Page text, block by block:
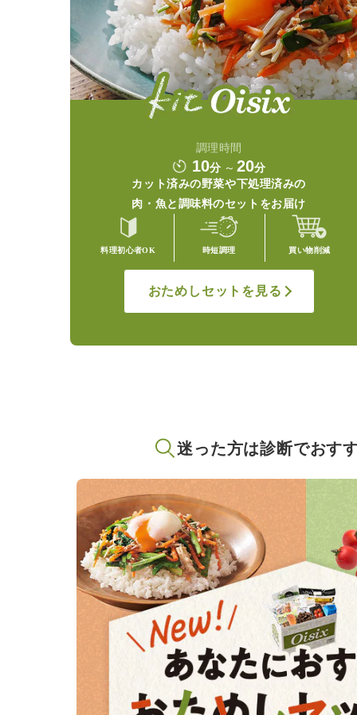
調理時間
10分 ～ 20分
カット済みの野菜や下処理済みの
肉・魚と調味料のセットをお届け
料理初心者OK 時短調理 買い物削減
おためしセットを見る
迷った方は診断でおす